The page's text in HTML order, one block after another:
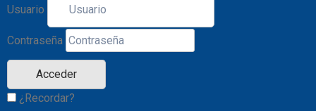
Usuario
Contraseña
¿Recordar?